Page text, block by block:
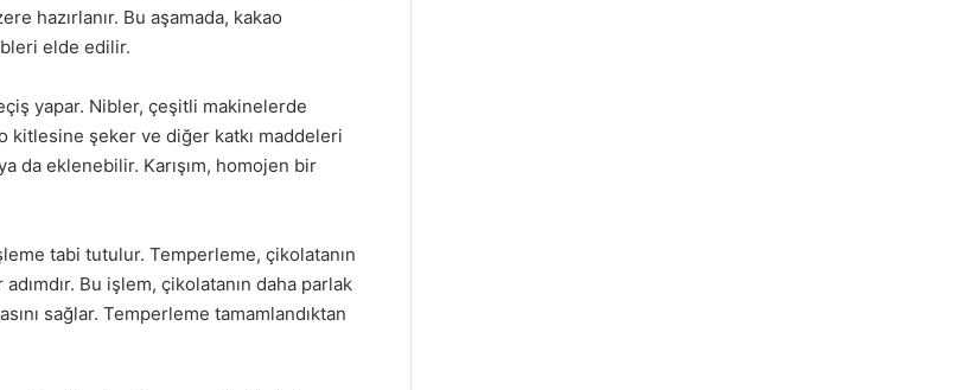
hazırlanır. Bu aşamada, kakao
elde edilir.
yapar. Nibler, çeşitli makinelerde
kitlesine şeker ve diğer katkı maddeleri
da eklenebilir. Karışım, homojen bir
tabi tutulur. Temperleme, çikolatanın
Bu işlem, çikolatanın daha parlak
sağlar. Temperleme tamamlandıktan